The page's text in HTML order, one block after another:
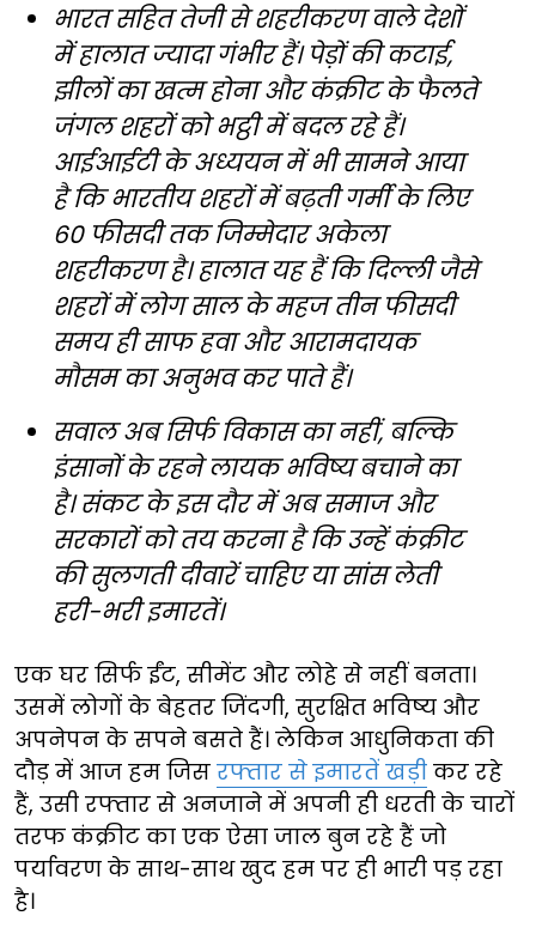
भारत सहित तेजी से शहरीकरण वाले देशों
में हालात ज्यादा गंभीर हैं। पेड़ों की कटाई,
झीलों का खत्म होना और कंक्रीट के फैलते
जंगल शहरों को भट्ठी में बदल रहे हैं।
आईआईटी के अध्ययन में भी सामने आया
है कि भारतीय शहरों में बढ़ती गर्मी के लिए
60 फीसदी तक जिम्मेदार अकेला
शहरीकरण है। हालात यह हैं कि दिल्ली जैसे
शहरों में लोग साल के महज तीन फीसदी
समय ही साफ हवा और आरामदायक
मौसम का अनुभव कर पाते हैं।
सवाल अब सिर्फ विकास का नहीं, बल्कि
इंसानों के रहने लायक भविष्य बचाने का
है। संकट के इस दौर में अब समाज और
सरकारों को तय करना है कि उन्हें कंक्रीट
की सुलगती दीवारें चाहिए या सांस लेती
हरी-भरी इमारतें।
एक घर सिर्फ ईंट, सीमेंट और लोहे से नहीं बनता।
उसमें लोगों के बेहतर जिंदगी, सुरक्षित भविष्य और
अपनेपन के सपने बसते हैं। लेकिन आधुनिकता की
दौड़ में आज हम जिस रफ्तार से इमारतें खड़ी कर रहे
हैं, उसी रफ्तार से अनजाने में अपनी ही धरती के चारों
तरफ कंक्रीट का एक ऐसा जाल बुन रहे हैं जो
पर्यावरण के साथ-साथ खुद हम पर ही भारी पड़ रहा
है।